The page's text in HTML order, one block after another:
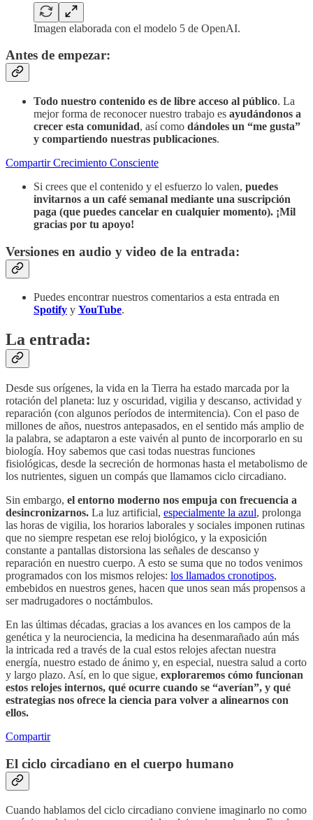
Imagen elaborada con el modelo 5 de OpenAI.
Antes de empezar:
Todo nuestro contenido es de libre acceso al público. La
mejor forma de reconocer nuestro trabajo es ayudándonos a
crecer esta comunidad, así como dándoles un “me gusta”
y compartiendo nuestras publicaciones.
Compartir Crecimiento Consciente
Si crees que el contenido y el esfuerzo lo valen, puedes
invitarnos a un café semanal mediante una suscripción
paga (que puedes cancelar en cualquier momento). ¡Mil
gracias por tu apoyo!
Versiones en audio y video de la entrada:
Puedes encontrar nuestros comentarios a esta entrada en
Spotify y YouTube.
La entrada:
Desde sus orígenes, la vida en la Tierra ha estado marcada por la
rotación del planeta: luz y oscuridad, vigilia y descanso, actividad y
reparación (con algunos períodos de intermitencia). Con el paso de
millones de años, nuestros antepasados, en el sentido más amplio de
la palabra, se adaptaron a este vaivén al punto de incorporarlo en su
biología. Hoy sabemos que casi todas nuestras funciones
fisiológicas, desde la secreción de hormonas hasta el metabolismo de
los nutrientes, siguen un compás que llamamos ciclo circadiano.
Sin embargo, el entorno moderno nos empuja con frecuencia a
desincronizarnos. La luz artificial, especialmente la azul, prolonga
las horas de vigilia, los horarios laborales y sociales imponen rutinas
que no siempre respetan ese reloj biológico, y la exposición
constante a pantallas distorsiona las señales de descanso y
reparación en nuestro cuerpo. A esto se suma que no todos venimos
programados con los mismos relojes: los llamados cronotipos,
embebidos en nuestros genes, hacen que unos sean más propensos a
ser madrugadores o noctámbulos.
En las últimas décadas, gracias a los avances en los campos de la
genética y la neurociencia, la medicina ha desenmarañado aún más
la intricada red a través de la cual estos relojes afectan nuestra
energía, nuestro estado de ánimo y, en especial, nuestra salud a corto
y largo plazo. Así, en lo que sigue, exploraremos cómo funcionan
estos relojes internos, qué ocurre cuando se “averían”, y qué
estrategias nos ofrece la ciencia para volver a alinearnos con
ellos.
Compartir
El ciclo circadiano en el cuerpo humano
Cuando hablamos del ciclo circadiano conviene imaginarlo no como